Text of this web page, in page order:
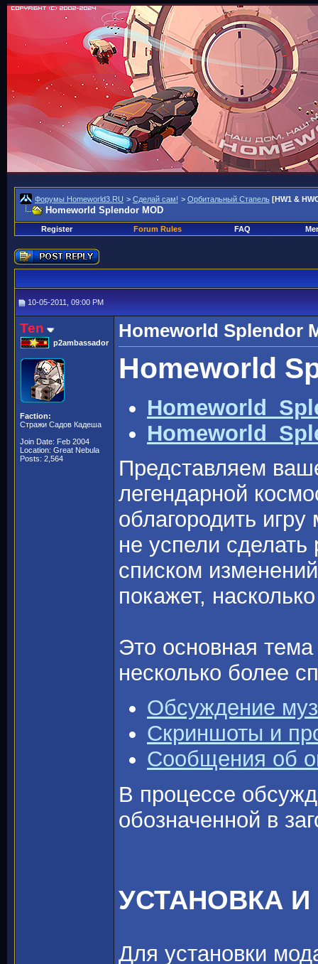
Форумы Homeworld3.RU > Сделай сам! > Орбитальный Стапель [HW1 &
Homeworld Splendor MOD
Register Forum Rules FAQ
10-05-2011, 09:00 PM
Ten
p2ambassador
Faction:
Стражи Садов Кадеша
Join Date: Feb 2004
Location: Great Nebula
Posts: 2,564
Homeworld Splendor
Homeworld
Представляем
легендарной
облагородить
не успели сделать
списком
покажет,
Это основная
несколько более
Обсуждение
Скриншоты и
Сообщения об
В процессе
обозначенной в
УСТАНОВКА
Для установки